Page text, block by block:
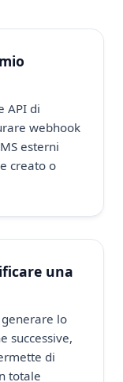
API di
webhook
esterni
creato o
una
lo
successive,
di
totale